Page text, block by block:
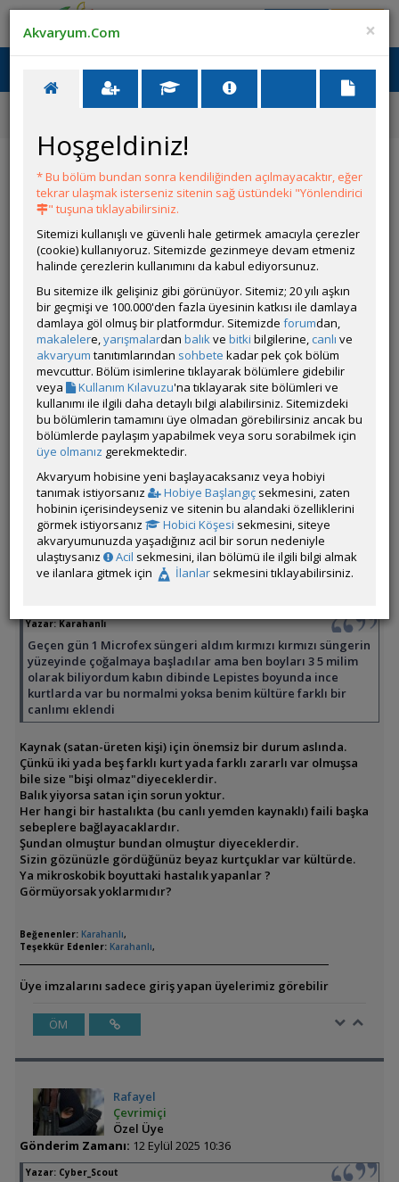
Ana Menü
Diğer Tatlı Su Canlıları
Microfex Yanında Büyük Kurtlar?
YANIT YAZ
Karahanlı
Çevrim Dışı
Gönderim Zamanı:12 Eylül 2025 00:08
Geçen gün 1 Microfex süngeri aldım kırmızı kırmızı süngerin
yüzeyinde çoğalmaya başladılar ama ben boyları 3 5 milim
olarak biliyordum kabın dibinde Lepistes boyunda ince
kurtlarda var bu normalmi yoksa benim kültüre farklı bir
canlımı eklendi
Üye imzalarını sadece giriş yapan üyelerimiz görebilir
ÖM
Cyber_Scout
Çevrim Dışı
Özel Üye
Yazar:Karahanlı
Geçen gün 1 Microfex süngeri aldım kırmızı kırmızı süngerin
yüzeyinde çoğalmaya başladılar ama ben boyları 3 5 milim
olarak biliyordum kabın dibinde Lepistes boyunda ince
kurtlarda var bu normalmi yoksa benim kültüre farklı bir
canlımı eklendi
Kaynak (satan-üreten kişi) için önemsiz bir durum aslında.
Çünkü iki yada beş farklı kurt yada farklı zararlı var olmuşsa
bile size "bişi olmaz"diyeceklerdir.
Balık yiyorsa satan için sorun yoktur.
Her hangi bir hastalıkta (bu canlı yemden kaynaklı) faili başka
sebeplere bağlayacaklardır.
Şundan olmuştur bundan olmuştur diyeceklerdir.
Sizin gözünüzle gördüğünüz beyaz kurtçuklar var kültürde.
Ya mikroskobik boyuttaki hastalık yapanlar ?
Görmüyorsak yoklarmıdır?
Beğenenler: Karahanlı,
Teşekkür Edenler: Karahanlı,
Üye imzalarını sadece giriş yapan üyelerimiz görebilir
ÖM
Rafayel
Çevrimiçi
Özel Üye
Gönderim Zamanı: 12 Eylül 2025 10:36
Yazar: Cyber_Scout
×
Akvaryum.Com
Hoşgeldiniz!
* Bu bölüm bundan sonra kendiliğinden açılmayacaktır, eğer
tekrar ulaşmak isterseniz sitenin sağ üstündeki "Yönlendirici
" tuşuna tıklayabilirsiniz.
Sitemizi kullanışlı ve güvenli hale getirmek amacıyla çerezler
(cookie) kullanıyoruz. Sitemizde gezinmeye devam etmeniz
halinde çerezlerin kullanımını da kabul ediyorsunuz.
Bu sitemize ilk gelişiniz gibi görünüyor. Sitemiz; 20 yılı aşkın
bir geçmişi ve 100.000'den fazla üyesinin katkısı ile damlaya
damlaya göl olmuş bir platformdur. Sitemizde forumdan,
makalelere,yarışmalardan balıkve bitki bilgilerine, canlı ve
akvaryum tanıtımlarından sohbete kadar pek çok bölüm
mevcuttur. Bölüm isimlerine tıklayarak bölümlere gidebilir
veya
Kullanım Kılavuzu'na tıklayarak site bölümleri ve
kullanımı ile ilgili daha detaylı bilgi alabilirsiniz. Sitemizdeki
bu bölümlerin tamamını üye olmadan görebilirsiniz ancak bu
bölümlerde paylaşım yapabilmek veya soru sorabilmek için
üye olmanız gerekmektedir.
Akvaryum hobisine yeni başlayacaksanız veya hobiyi
tanımak istiyorsanız
Hobiye Başlangıç sekmesini, zaten
hobinin içerisindeyseniz ve sitenin bu alandaki özelliklerini
görmek istiyorsanız
Hobici Köşesi sekmesini, siteye
akvaryumunuzda yaşadığınız acil bir sorun nedeniyle
ulaştıysanız
Acil sekmesini, ilan bölümü ile ilgili bilgi almak
ve ilanlara gitmek için
İlanlar sekmesini tıklayabilirsiniz.